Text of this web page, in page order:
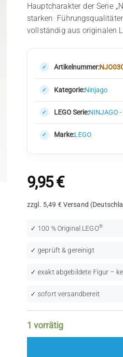
Hauptcharakter der Serie
starken
vollständig aus originalen
Artikelnummer:
Kategorie:Ninjago
LEGO Serie:NINJAGO
Marke:LEGO
9,95€
zzgl. 5,49 € Versand
✓ 100 % Original LEGO®
✓ geprüft & gereinigt
✓ exakt abgebildete Figur –
✓ sofort versandbereit
1 vorrätig